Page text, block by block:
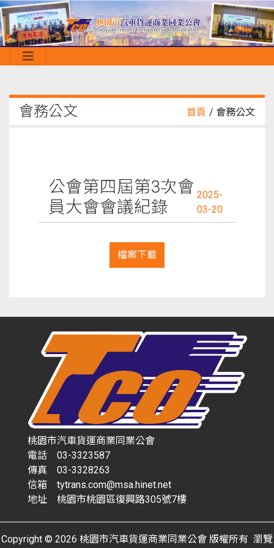
會務公文 首頁 / 會務公文
公會第四屆第3次會
員大會會議紀錄
2025-
03-20
檔案下載
桃園市汽車貨運商業同業公會
電話 03-3323587
傳真 03-3328263
信箱 tytrans.com@msa.hinet.net
地址 桃園市桃園區復興路305號7樓
Copyright © 2026 桃園市汽車貨運商業同業公會 版權所有 瀏覽